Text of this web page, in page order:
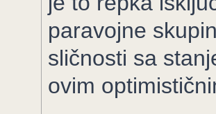
paravojne
sličnosti sa
ovim